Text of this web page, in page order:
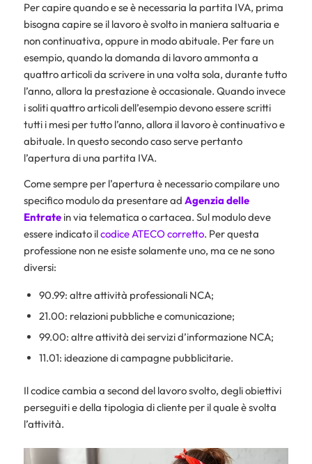
Per capire quando e se è necessaria la partita IVA, prima
bisogna capire se il lavoro è svolto in maniera saltuaria e
non continuativa, oppure in modo abituale. Per fare un
esempio, quando la domanda di lavoro ammonta a
quattro articoli da scrivere in una volta sola, durante tutto
l’anno, allora la prestazione è occasionale. Quando invece
i soliti quattro articoli dell’esempio devono essere scritti
tutti i mesi per tutto l’anno, allora il lavoro è continuativo e
abituale. In questo secondo caso serve pertanto
l’apertura di una partita IVA.
Come sempre per l’apertura è necessario compilare uno
specifico modulo da presentare ad Agenzia delle
Entratein via telematica o cartacea. Sul modulo deve
essere indicato ilcodice ATECO corretto. Per questa
professione non ne esiste solamente uno, ma ce ne sono
diversi:
90.99: altre attività professionali NCA;
21.00: relazioni pubbliche e comunicazione;
99.00: altre attività dei servizi d’informazione NCA;
11.01: ideazione di campagne pubblicitarie.
Il codice cambia a second del lavoro svolto, degli obiettivi
perseguiti e della tipologia di cliente per il quale è svolta
l’attività.